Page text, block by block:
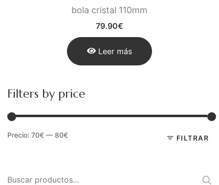
Mano de Fátima y Ojo
Nueva Colección
Para Atraer La Suerte
Para El Trabajo
bola cristal 110mm
79.90€
Leer más
Filters by price
FILTRAR
Precio: 70€ — 80€
Buscar